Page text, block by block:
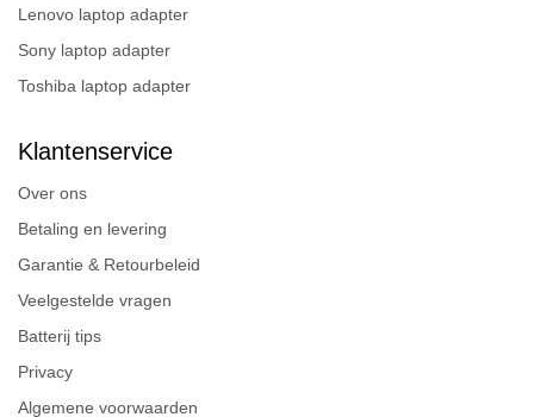
Lenovo laptop adapter
Sony laptop adapter
Toshiba laptop adapter
Klantenservice
Over ons
Betaling en levering
Garantie & Retourbeleid
Veelgestelde vragen
Batterij tips
Privacy
Algemene voorwaarden